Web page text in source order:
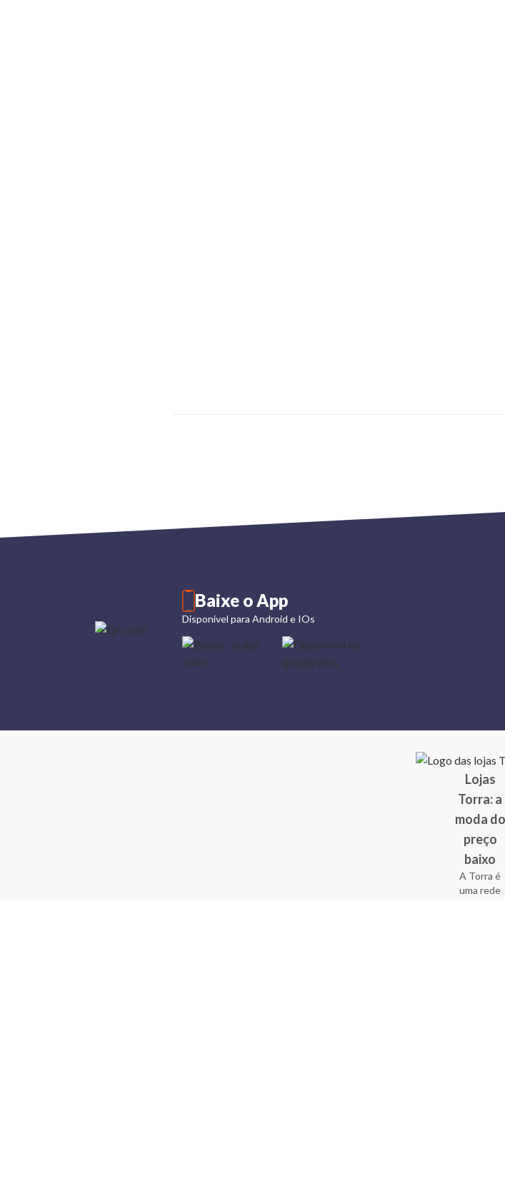
Baixe o App
Disponível para Android e IOs
Lojas
Torra: a
moda do
preço
baixo
A Torra é
uma rede